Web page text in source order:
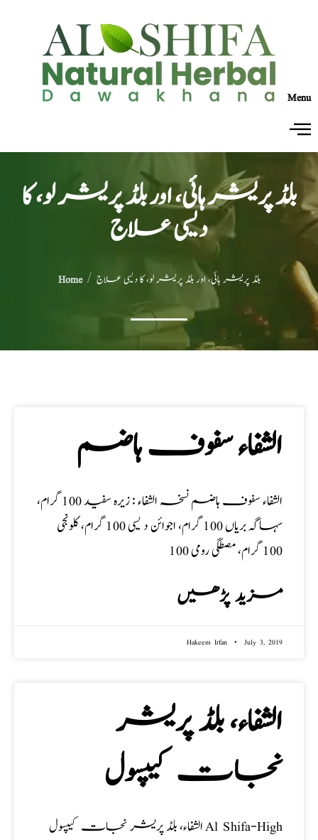
Menu
بلڈ پریشر ہائی، اور بلڈ پریشر لو، کا
دیسی علاج
Home / بلڈ پریشر ہائی، اور بلڈ پریشر لو، کا دیسی علاج
الشفاء سفوف ہاضم
الشفاء سفوف ہاضم نسخہ الشفاء : زیرہ سفید 100 گرام،
سہاگہ بریاں 100 گرام، اجوائن د یسی 100 گرام، کلونجی
100 گرام، مصطگی رومی 100
مزید پڑھیں
Hakeem Irfan July 3, 2019
الشفاء، بلڈ پریشر
نجات کیپسول
الشفاء، بلڈ پریشر نجات کیپسول Al Shifa-High